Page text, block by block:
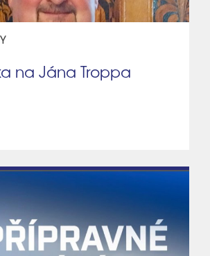
na Jána Troppa